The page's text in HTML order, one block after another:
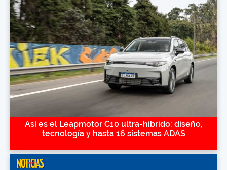
Así es el Leapmotor C10 ultra-híbrido: diseño,
tecnología y hasta 16 sistemas ADAS